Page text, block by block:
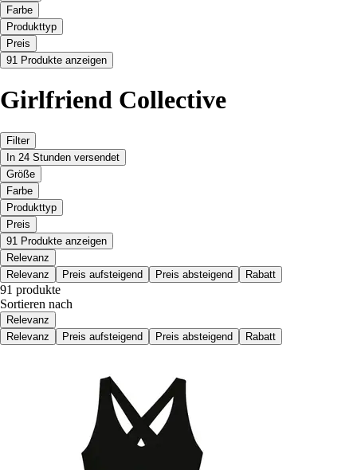
Farbe
Produkttyp
Preis
91 Produkte anzeigen
Girlfriend Collective
Filter
In 24 Stunden versendet
Größe
Farbe
Produkttyp
Preis
91 Produkte anzeigen
Relevanz
Relevanz
Preis aufsteigend Preis absteigend Rabatt
91 produkte
Sortieren nach
Relevanz
Relevanz
Preis aufsteigend Preis absteigend Rabatt